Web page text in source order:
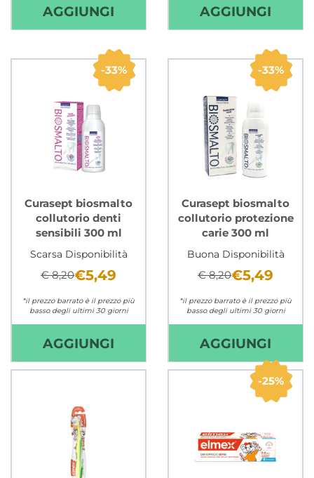
AGGIUNGI AGGIUNGI CAUDALIE
GEL
DOCCIA
ROSE
DE
AGGIUNGI
GEL
THÉ
DES
Curasept biosmalto
collutorio denti
sensibili 300 ml
Scarsa Disponibilità
33%
€ 8,20€5,49
*il prezzo barrato è il prezzo più
basso degli ultimi 30 giorni
AGGIUNGI AGGIUNGI CURASEPT
BIOSMALTO
Curasept biosmalto
collutorio protezione
carie 300 ml
Buona Disponibilità
33%
€ 8,20€5,49
*il prezzo barrato è il prezzo più
basso degli ultimi 30 giorni
AGGIUNGI
300
ML AL
25%